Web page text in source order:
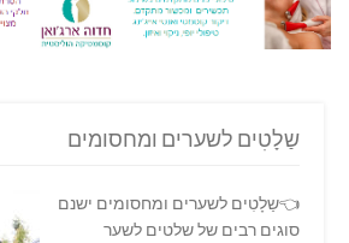
שַלָטִים לשערים ומחסומים
👈שַלָטִים לשערים ומחסומים ישנם
סוגים רבים של שלטים לשער